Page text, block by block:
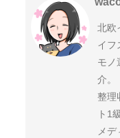
北欧
イフ
モノ
介。
整理
ト1級
メデ